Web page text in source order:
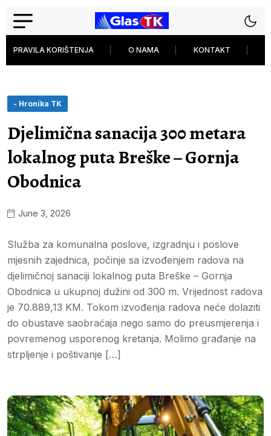
PRAVILA KORIŠTENJA O NAMA KONTAKT
- Hronika TK
Djelimična sanacija 300 metara
lokalnog puta Breške – Gornja
Obodnica
June 3, 2026
Služba za komunalna poslove, izgradnju i poslove
mjesnih zajednica, počinje sa izvođenjem radova na
djelimičnoj sanaciji lokalnog puta Breške – Gornja
Obodnica u ukupnoj dužini od 300 m. Vrijednost radova
je 70.889,13 KM. Tokom izvođenja radova neće dolaziti
do obustave saobraćaja nego samo do preusmjerenja i
povremenog usporenog kretanja. Molimo građanje na
strpljenje i poštivanje […]